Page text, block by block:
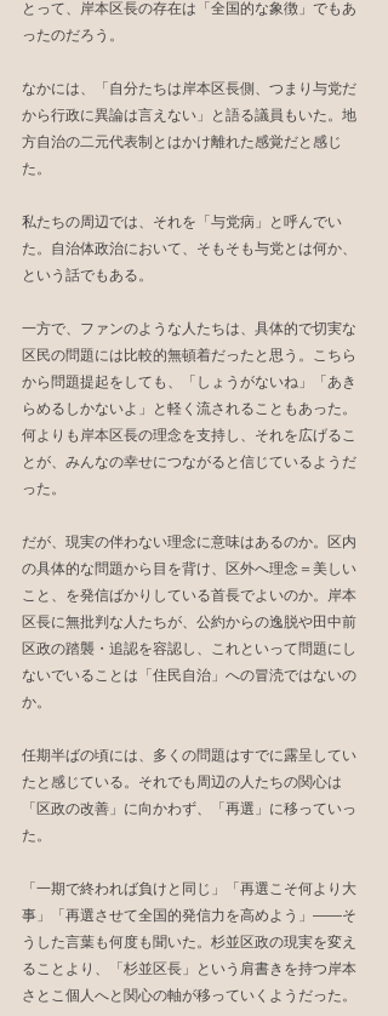
とって、岸本区長の存在は「全国的な象徴」でもあ
ったのだろう。
なかには、「自分たちは岸本区長側、つまり与党だ
から行政に異論は言えない」と語る議員もいた。地
方自治の二元代表制とはかけ離れた感覚だと感じ
た。
私たちの周辺では、それを「与党病」と呼んでい
た。自治体政治において、そもそも与党とは何か、
という話でもある。
一方で、ファンのような人たちは、具体的で切実な
区民の問題には比較的無頓着だったと思う。こちら
から問題提起をしても、「しょうがないね」「あき
らめるしかないよ」と軽く流されることもあった。
何よりも岸本区長の理念を支持し、それを広げるこ
とが、みんなの幸せにつながると信じているようだ
った。
だが、現実の伴わない理念に意味はあるのか。区内
の具体的な問題から目を背け、区外へ理念＝美しい
こと、を発信ばかりしている首長でよいのか。岸本
区長に無批判な人たちが、公約からの逸脱や田中前
区政の踏襲・追認を容認し、これといって問題にし
ないでいることは「住民自治」への冒涜ではないの
か。
任期半ばの頃には、多くの問題はすでに露呈してい
たと感じている。それでも周辺の人たちの関心は
「区政の改善」に向かわず、「再選」に移っていっ
た。
「一期で終われば負けと同じ」「再選こそ何より大
事」「再選させて全国的発信力を高めよう」――そ
うした言葉も何度も聞いた。杉並区政の現実を変え
ることより、「杉並区長」という肩書きを持つ岸本
さとこ個人へと関心の軸が移っていくようだった。